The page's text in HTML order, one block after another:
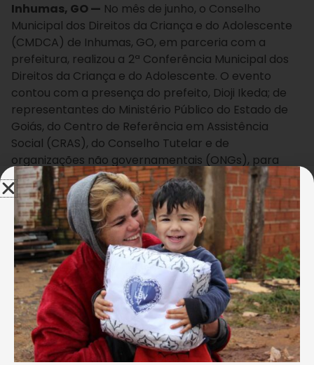
Inhumas, GO — No mês de junho, o Conselho
Municipal dos Direitos da Criança e do Adolescente
(CMDCA) de Inhumas, GO, em parceria com a
prefeitura, realizou a 2ª Conferência Municipal dos
Direitos da Criança e do Adolescente. O evento
contou com a presença do prefeito, Dioji Ikeda; de
representantes do Ministério Público do Estado de
Goiás, do Centro de Referência em Assistência
Social (CRAS), do Conselho Tutelar e de
organizações não governamentais (ONGs), para
discutir a Política Nacional e o Plano dos Direitos
Humanos de Crianças e Adolescentes.
Na oportunidade, a Legião da Boa Vontade (LBV) foi
convidada para apresentar as ações que
desenvolve em seu Centro Comunitário de
Assistência Social, onde meninos e meninas realizam
atividades que despertam competências e
habilidades, vivenciam bons valores e fortalecem os
vínculos familiares. As ações desenvolvidas pela LBV,
no período inverso ao escolar, são referência no